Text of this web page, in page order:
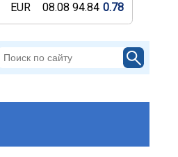
EUR 08.08 94.84 0.78